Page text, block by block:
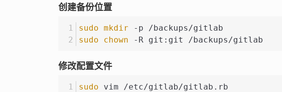
创建备份位置
sudo mkdir -p /backups/gitlab
sudo
chown -R git:git /backups/gitlab
修改配置文件
sudo vim /etc/gitlab/gitlab.rb